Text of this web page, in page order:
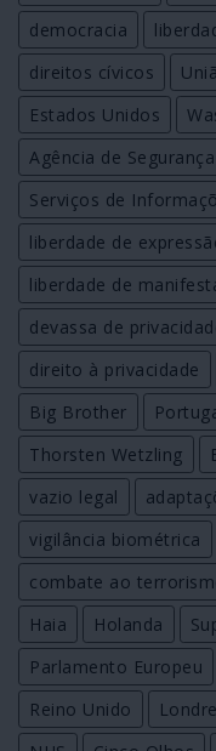
democracia
direitos cívicos
Estados Unidos
Agência de
Serviços de
liberdade de
liberdade de
devassa de
direito à privacidade
Big Brother
Thorsten Wetzling
vazio legal
vigilância biométrica
combate ao
Haia
Holanda
Parlamento Europeu
Reino Unido